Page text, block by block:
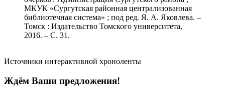
МКУК «Сургутская районная централизованная
библиотечная система» ; под ред. Я. А. Яковлева. –
Томск : Издательство Томского университета,
2016. – С. 31.
Источники интерактивной хроноленты
Ждём Ваши предложения!